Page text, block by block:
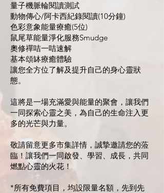
量子機脈輪閱讀測試
動物傳心/阿卡西紀錄閱讀(10分鐘)
色彩意象能量療癒(5位)
鼠尾草能量淨化服務Smudge
奧修禪咭一咭速解
基本頌缽療癒體驗
讓您全方位了解及提升自己的身心靈狀
態。
這將是一場充滿愛與能量的聚會，讓我們
一同探索心靈之美，為自己的生命注入更
多的光芒與力量。
敬請留意更多市集詳情，誠摯邀請您的蒞
臨！讓我們一同啟發、學習、成長，共同
燃點心靈的火花！
*所有免費項目，均設限量名額，先到先